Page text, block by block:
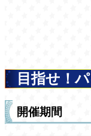
目指せ！
開催期間